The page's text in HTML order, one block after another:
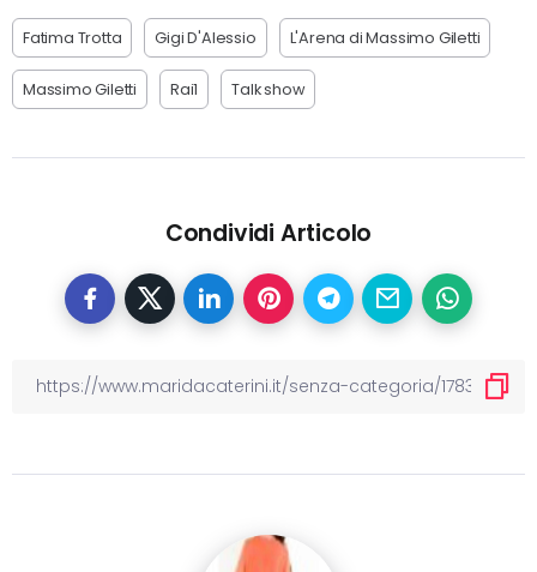
Fatima Trotta Gigi D'Alessio L'Arena di Massimo Giletti
Massimo Giletti Rai1 Talk show
Condividi Articolo